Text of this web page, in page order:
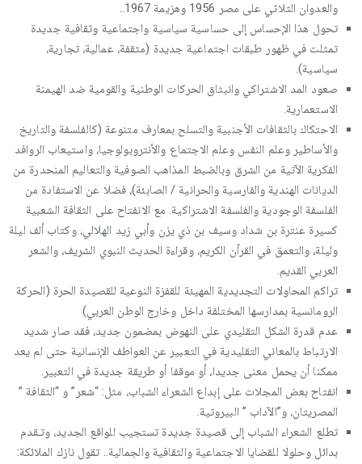
والعدوان الثلاثي على مصر 1956 وهزيمة 1967..
تحول هذا الإحساس إلى حساسية سياسية واجتماعية وثقافية جديدة
تمثلت في ظهور طبقات اجتماعية جديدة (مثقفة، عمالية، تجارية،
سياسية).
صعود المد الاشتراكي وانبثاق الحركات الوطنية والقومية ضد الهيمنة
الاستعمارية.
الاحتكاك بالثقافات الأجنبية والتسلح بمعارف متنوعة (كالفلسفة والتاريخ
والأساطير وعلم النفس وعلم الاجتماع والأنتروبولوجيا، واستيعاب الروافد
الفكرية الآتية من الشرق وبالضبط المذاهب الصوفية والتعاليم المنحدرة من
الديانات الهندية والفارسية والحرانية / الصابئة)، فضلا عن الاستفادة من
الفلسفة الوجودية والفلسفة الاشتراكية. مع الانفتاح على الثقافة الشعبية
كسيرة عنترة بن شداد وسيف بن ذي يزن وأبي زيد الهلالي، وكتاب ألف ليلة
وليلة، والتعمق في القرآن الكريم، وقراءة الحديث النبوي الشريف، والشعر
العربي القديم.
تراكم المحاولات التجديدية المهيئة للقفزة النوعية للقصيدة الحرة (الحركة
الرومانسية بمدارسها المختلفة داخل وخارج الوطن العربي)
عدم قدرة الشكل التقليدي على النهوض بمضمون جديد، فقد صار شديد
الارتباط بالمعاني التقليدية في التعبير عن العواطف الإنسانية حتى لم يعد
ممكنا أن يحمل معنى جديدا، أو موقفا أو طريقة جديدة في التعبير.
انفتاح بعض المجلات على إبداع الشعراء الشباب، مثل: “شعر” و “الثقافة ”
المصريتان، و”الآداب ” البيروتية.
تطلع الشعراء الشباب إلى قصيدة جديدة تستجيب للواقع الجديد، وتـقدم
بدائل وحلولا للقضايا الاجتماعية والثقافية والجمالية.. تقول نازك الملائكة: